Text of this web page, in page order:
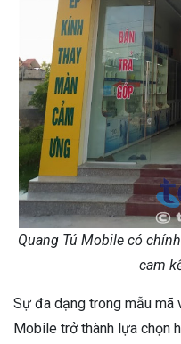
Quang Tú Mobile có
cam
Sự đa dạng trong mẫu mã
Mobile trở thành lựa chọn